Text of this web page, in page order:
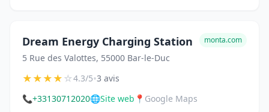
Dream Energy Charging Station
5 Rue des Valottes, 55000 Bar-le-Duc
monta.com
★★★★☆4.3/5•3 avis
📞+33130712020🌐Site web 📍 Google Maps